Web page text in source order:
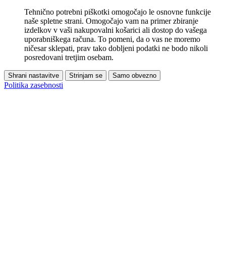
Tehnično potrebni piškotki omogočajo le osnovne funkcije
naše spletne strani. Omogočajo vam na primer zbiranje
izdelkov v vaši nakupovalni košarici ali dostop do vašega
uporabniškega računa. To pomeni, da o vas ne moremo
ničesar sklepati, prav tako dobljeni podatki ne bodo nikoli
posredovani tretjim osebam.
Shrani nastavitve Strinjam se Samo obvezno
Politika zasebnosti